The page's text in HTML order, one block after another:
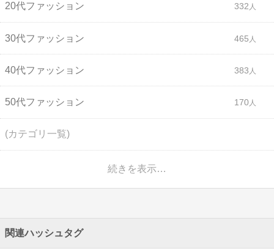
20代ファッション 332
30代ファッション 465
40代ファッション 383
50代ファッション 170
(カテゴリ一覧)
続きを表示…
関連ハッシュタグ